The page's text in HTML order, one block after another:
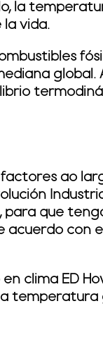
la
la vida.
global.
ao
para que
con
clima ED
temperatura